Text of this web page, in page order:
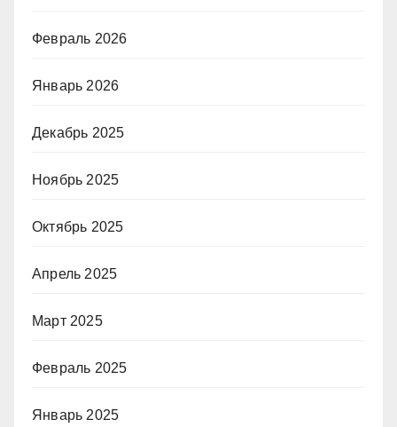
Февраль 2026
Январь 2026
Декабрь 2025
Ноябрь 2025
Октябрь 2025
Апрель 2025
Март 2025
Февраль 2025
Январь 2025